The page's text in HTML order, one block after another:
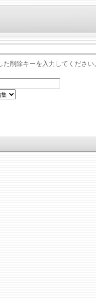
た削除キーを入力してください